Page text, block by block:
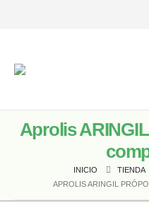
Aprolis
INICIO TIENDA
APROLIS ARINGIL